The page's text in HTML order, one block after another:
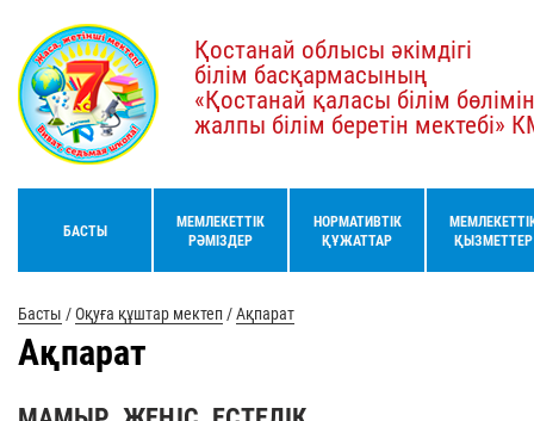
Қостанай облысы әкімдігі
білім басқармасының
«Қостанай қаласы білім
жалпы білім беретін мектебі»
БАСТЫ
МЕМЛЕКЕТТІК
РӘМІЗДЕР
НОРМАТИВТІК
ҚҰЖАТТАР
ҚЫЗМЕТТЕР
Басты /Оқуға құштар мектеп /Ақпарат
Ақпарат